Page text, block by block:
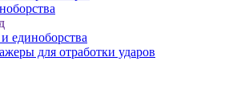
единоборства
для отработки ударов